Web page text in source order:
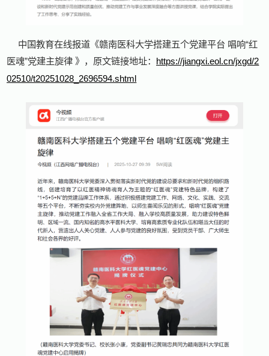
中国教育在线报道《赣南医科大学搭建五个党建平台 唱响“红
医魂”党建主旋律 》，原文链接地址： https://jiangxi.eol.cn/jxgd/2
02510/t20251028_2696594.shtml